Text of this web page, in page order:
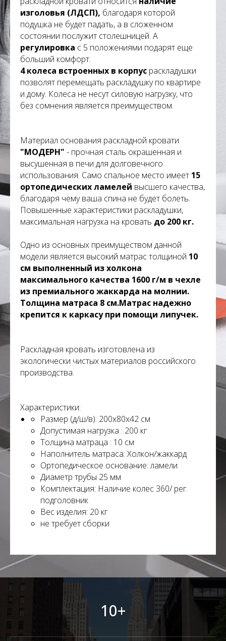
изголовья (ЛДСП), благодаря которой
подушка не будет падать, а в сложенном
состоянии послужит столешницей. А
регулировка с 5 положениями подарят еще
больший комфорт.
4 колеса встроенных в корпус раскладушки
позволят перемещать раскладушку по квартире
и дому. Колеса не несут силовую нагрузку, что
без сомнения является преимуществом.
Материал основания раскладной кровати
"МОДЕРН" - прочная сталь окрашенная и
высушенная в печи для долговечного
использования. Само спальное место имеет 15
ортопедических ламелей высшего качества,
благодаря чему ваша спина не будет болеть.
Повышенные характеристики раскладушки,
максимальная нагрузка на кровать до 200 кг.
Одно из основных преимуществом данной
модели является высокий матрас толщиной 10
см выполненный из холкона
максимального качества 1600 г/м в чехле
из премиального жаккарда на молнии.
Толщина матраса 8 см.Матрас надежно
крепится к каркасу при помощи липучек.
Раскладная кровать изготовлена из
экологически чистых материалов российского
производства.
Характеристики:
Размер (д/ш/в): 200х80х42 см
Допустимая нагрузка : 200 кг
Толщина матраца : 10 см
Наполнитель матраса: Холкон/жаккард
Ортопедическое основание: ламели
Диаметр трубы 25 мм
Комплектация: Наличие колес 360/ рег.
подголовник
Вес изделия: 20 кг
не требует сборки
10+